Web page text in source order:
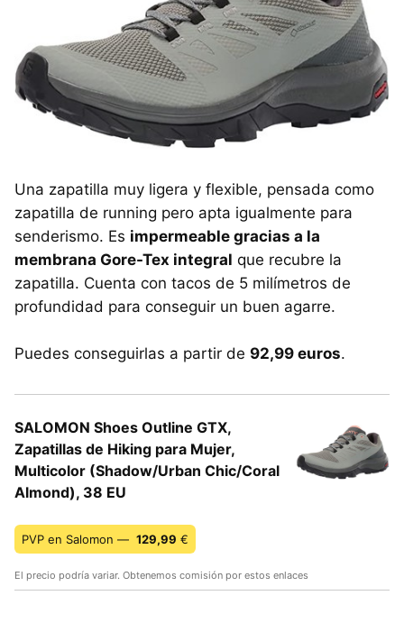
Una zapatilla muy ligera y flexible, pensada como
zapatilla de running pero apta igualmente para
senderismo. Es impermeable gracias a la
membrana Gore-Tex integral que recubre la
zapatilla. Cuenta con tacos de 5 milímetros de
profundidad para conseguir un buen agarre.
Puedes conseguirlas a partir de 92,99 euros.
SALOMON Shoes Outline GTX,
Zapatillas de Hiking para Mujer,
Multicolor (Shadow/Urban Chic/Coral
Almond), 38 EU
PVP en Salomon — 129,99 €
El precio podría variar. Obtenemos comisión por estos enlaces